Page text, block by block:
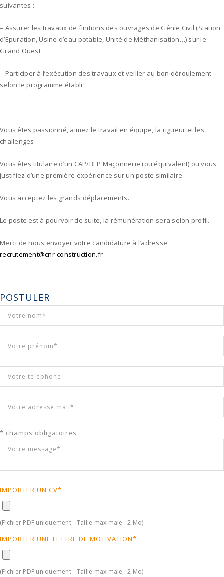
suivantes :
– Assurer les travaux de finitions des ouvrages de Génie Civil (Station
d’Epuration, Usine d’eau potable, Unité de Méthanisation…) sur le
Grand Ouest
– Participer à l’exécution des travaux et veiller au bon déroulement
selon le programme établi
Vous êtes passionné, aimez le travail en équipe, la rigueur et les
challenges.
Vous êtes titulaire d’un CAP/BEP Maçonnerie (ou équivalent) ou vous
justifiez d’une première expérience sur un poste similaire.
Vous acceptez les grands déplacements.
Le poste est à pourvoir de suite, la rémunération sera selon profil.
Merci de nous envoyer votre candidature à l’adresse
recrutement@cnr-construction.fr
POSTULER
* champs obligatoires
IMPORTER UN CV*
(Fichier PDF uniquement - Taille maximale : 2 Mo)
IMPORTER UNE LETTRE DE MOTIVATION*
(Fichier PDF uniquement - Taille maximale : 2 Mo)